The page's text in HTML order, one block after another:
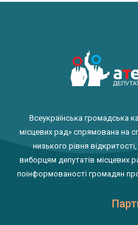
Всеукраїнська громадська
місцевих рад» спрямована на
низького рівня
виборцям депутатів місцевих
поінформованості громадян